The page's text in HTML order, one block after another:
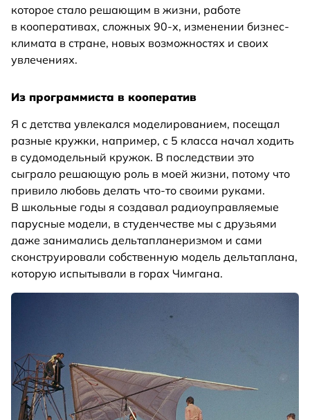
которое стало решающим в жизни, работе
в кооперативах, сложных 90-х, изменении бизнес-
климата в стране, новых возможностях и своих
увлечениях.
Из программиста в кооператив
Я с детства увлекался моделированием, посещал
разные кружки, например, с 5 класса начал ходить
в судомодельный кружок. В последствии это
сыграло решающую роль в моей жизни, потому что
привило любовь делать что-то своими руками.
В школьные годы я создавал радиоуправляемые
парусные модели, в студенчестве мы с друзьями
даже занимались дельтапланеризмом и сами
сконструировали собственную модель дельтаплана,
которую испытывали в горах Чимгана.